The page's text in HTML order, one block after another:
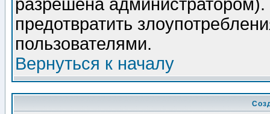
разрешена
предотвратить
пользователями.
Вернуться к началу